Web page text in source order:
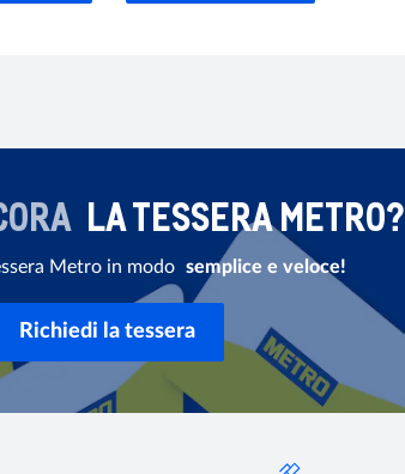
LA TESSERA METRO?
Metro in modo semplice e veloce!
Richiedi la tessera